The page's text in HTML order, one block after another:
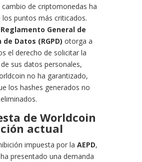
cambio de criptomonedas ha
los puntos más criticados.
Reglamento General de
Datos (RGPD) otorga a
el derecho de solicitar la
sus datos personales,
no ha garantizado,
los hashes generados no
de Worldcoin
actual
impuesta por la AEPD,
presentado una demanda